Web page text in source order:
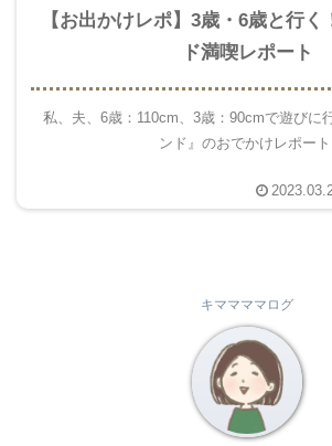
【お出かけレポ】3歳・6歳と行
ド満喫レポート
私、夫、6歳：110cm、3歳：90cmで遊びに
ンド』のおでかけレポー
キママママログ